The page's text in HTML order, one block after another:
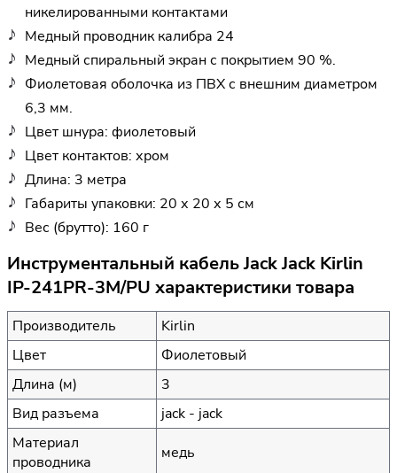
никелированными контактами
Медный проводник калибра 24
Медный спиральный экран с покрытием 90 %.
Фиолетовая оболочка из ПВХ с внешним диаметром
6,3 мм.
Цвет шнура: фиолетовый
Цвет контактов: хром
Длина: 3 метра
Габариты упаковки: 20 х 20 х 5 см
Вес (брутто): 160 г
Инструментальный кабель Jack Jack Kirlin
IP-241PR-3M/PU характеристики товара
Производитель
Kirlin
Цвет
Фиолетовый
Длина (м)
3
Вид разъема
jack - jack
Материал
проводника
медь